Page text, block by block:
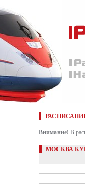
Внимание! В
МОСКВА